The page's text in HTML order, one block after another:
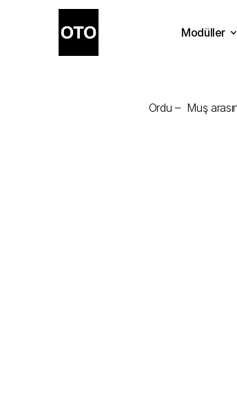
Ordu –  Muş
Modüller